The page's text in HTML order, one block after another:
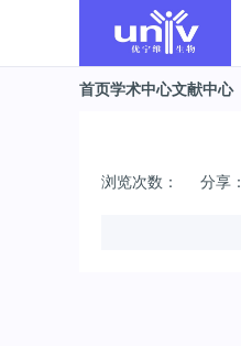
首页学术中心文献中心
浏览次数： 分享：